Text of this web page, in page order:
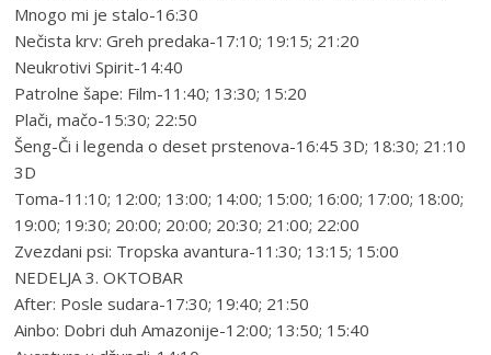
Mnogo mi je stalo-16:30
Nečista krv: Greh predaka-17:10; 19:15; 21:20
Neukrotivi Spirit-14:40
Patrolne šape: Film-11:40; 13:30; 15:20
Plači, mačo-15:30; 22:50
Šeng-Či i legenda o deset prstenova-16:45 3D; 18:30; 21:10
3D
Toma-11:10; 12:00; 13:00; 14:00; 15:00; 16:00; 17:00; 18:00;
19:00; 19:30; 20:00; 20:00; 20:30; 21:00; 22:00
Zvezdani psi: Tropska avantura-11:30; 13:15; 15:00
NEDELJA 3. OKTOBAR
After: Posle sudara-17:30; 19:40; 21:50
Ainbo: Dobri duh Amazonije-12:00; 13:50; 15:40